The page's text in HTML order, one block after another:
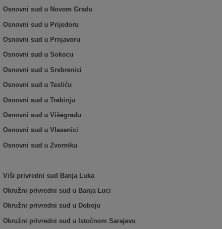
Osnovni sud u Novom Gradu
Osnovni sud u Prijedoru
Osnovni sud u Prnjavoru
Osnovni sud u Sokocu
Osnovni sud u Srebrenici
Osnovni sud u Tesliću
Osnovni sud u Trebinju
Osnovni sud u Višegradu
Osnovni sud u Vlasenici
Osnovni sud u Zvorniku
Viši privredni sud Banja Luka
Okružni privredni sud u Banja Luci
Okružni privredni sud u Doboju
Okružni privredni sud u Istočnom Sarajevu